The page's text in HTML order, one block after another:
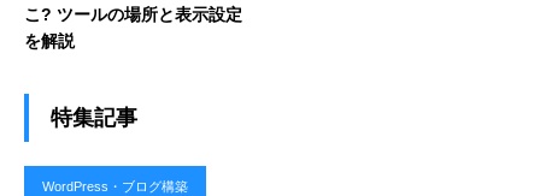
こ? ツールの場所と表示設定
を解説
特集記事
WordPress・ブログ構築